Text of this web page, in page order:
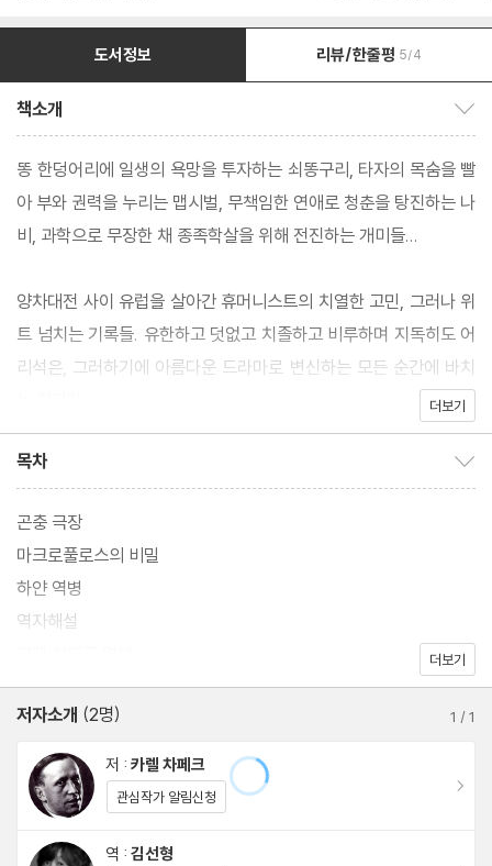
도서정보 리뷰/한줄평 5/4
책소개
똥 한덩어리에 일생의 욕망을 투자하는 쇠똥구리, 타자의 목숨을 빨
아 부와 권력을 누리는 맵시벌, 무책임한 연애로 청춘을 탕진하는 나
비, 과학으로 무장한 채 종족학살을 위해 전진하는 개미들...
양차대전 사이 유럽을 살아간 휴머니스트의 치열한 고민, 그러나 위
트 넘치는 기록들. 유한하고 덧없고 치졸하고 비루하며 지독히도 어
리석은, 그러하기에 아름다운 드라마로 변신하는 모든 순간에 바치
더보기
목차
곤충 극장
마크로풀로스의 비밀
하얀 역병
역자해설
더보기
저자소개 (2명) 1 /1
저 : 카렐 차페크
관심작가 알림신청
역 : 김선형